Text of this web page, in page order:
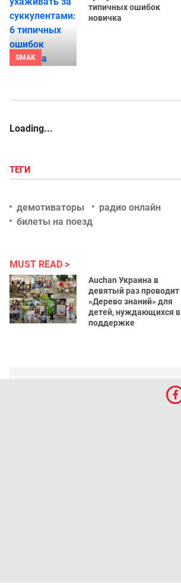
SMAK
типичных ошибок
новичка
Loading...
ТЕГИ
демотиваторы
радио онлайн
билеты на поезд
MUST READ
Auchan Украина в
девятый раз проводит
«Дерево знаний» для
детей, нуждающихся в
поддержке